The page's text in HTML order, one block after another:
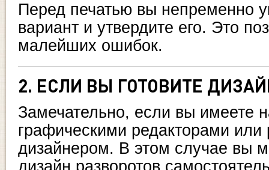
Перед печатью вы непременно
вариант и утвердите его. Это
малейших ошибок.
2. ЕСЛИ ВЫ ГОТОВИТЕ
Замечательно, если вы имеете
графическими редакторами или
дизайнером. В этом случае вы
дизайн разворотов